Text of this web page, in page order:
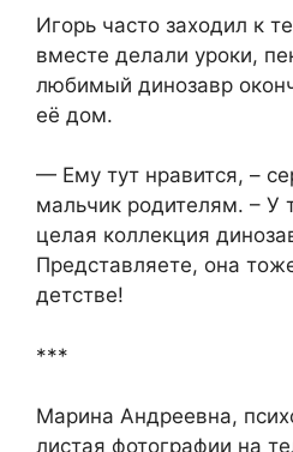
Игорь часто заходил к
вместе делали уроки,
любимый динозавр
её дом.
— Ему тут нравится, –
мальчик родителям. – У
целая коллекция
Представляете, она
детстве!
***
Марина Андреевна,
листая фотографии на